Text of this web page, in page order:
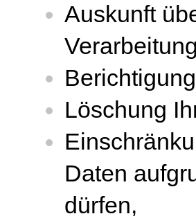
Auskunft
Löschung
Daten
dürfen,